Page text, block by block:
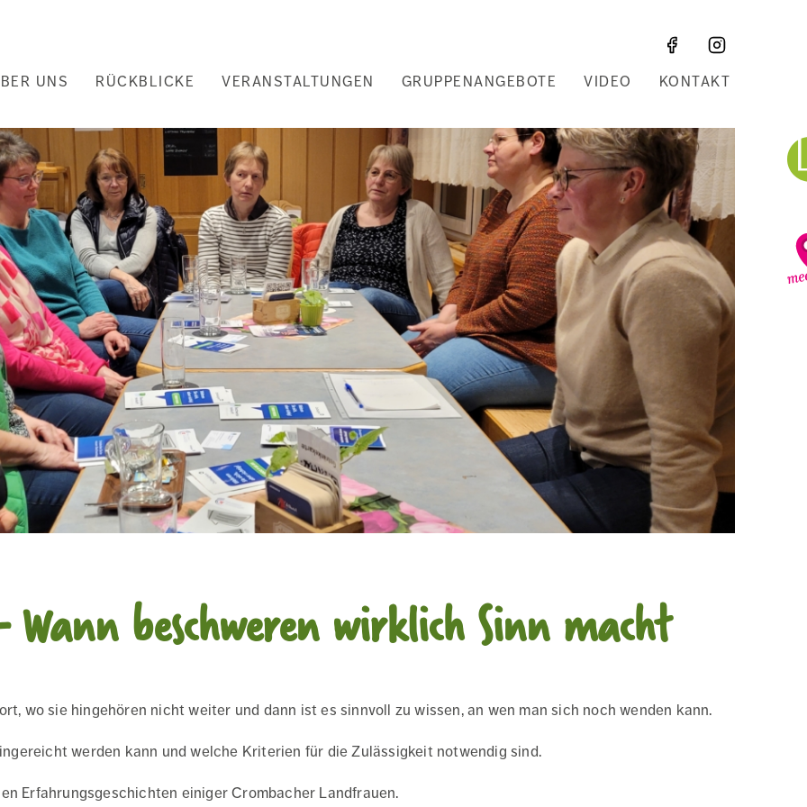
UNS RÜCKBLICKE VERANSTALTUNGEN GRUPPENANGEBOTE VIDEO KONTAKT
beschweren wirklich Sinn macht
wo sie hingehören nicht weiter und dann ist es sinnvoll zu wissen, an wen man sich noch wenden kann.
werden kann und welche Kriterien für die Zulässigkeit notwendig sind.
Erfahrungsgeschichten einiger Crombacher Landfrauen.